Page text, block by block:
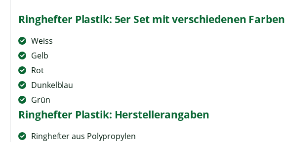
Ringhefter Plastik: 5er Set mit verschiedenen Farben
Weiss
Gelb
Rot
Dunkelblau
Grün
Ringhefter Plastik: Herstellerangaben
Ringhefter aus Polypropylen